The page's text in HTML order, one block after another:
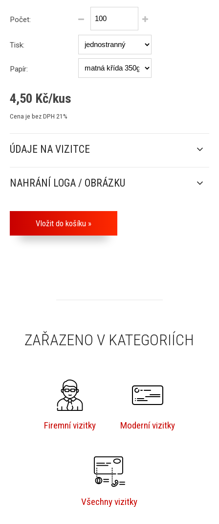
Počet:
Tisk:
Papír:
4,50 Kč/kus
Cena je bez DPH 21%
ÚDAJE NA VIZITCE
NAHRÁNÍ LOGA / OBRÁZKU
ZAŘAZENO V KATEGORIÍCH
Firemní vizitky Moderní vizitky
Všechny vizitky